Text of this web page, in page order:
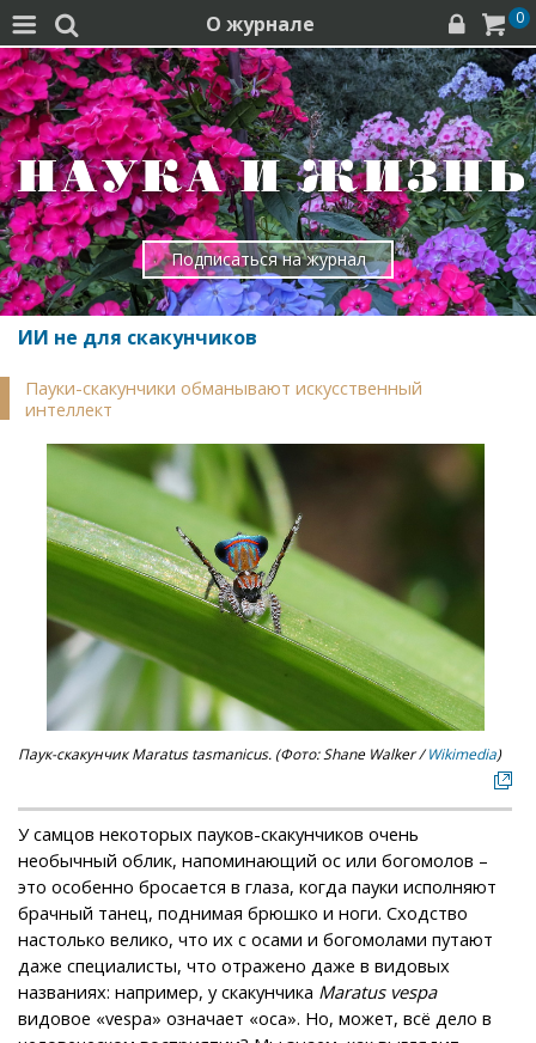
  О журнале   0
Подписаться на журнал
ИИ не для скакунчиков
Пауки-скакунчики обманывают искусственный
интеллект
Паук-скакунчик Maratus tasmanicus. (Фото: Shane Walker /Wikimedia)
У самцов некоторых пауков-скакунчиков очень
необычный облик, напоминающий ос или богомолов –
это особенно бросается в глаза, когда пауки исполняют
брачный танец, поднимая брюшко и ноги. Сходство
настолько велико, что их с осами и богомолами путают
даже специалисты, что отражено даже в видовых
названиях: например, у скакунчика Maratus vespa
видовое «vespa» означает «оса». Но, может, всё дело в